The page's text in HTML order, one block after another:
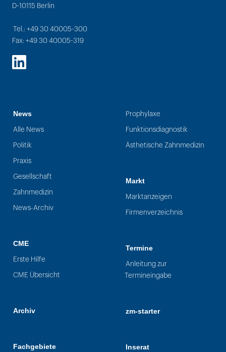
D-10115 Berlin
Tel.: +49 30 40005-300
Fax: +49 30 40005-319
LinkedIn
News
Alle News
Politik
Praxis
Gesellschaft
Zahnmedizin
News-Archiv
CME
Erste Hilfe
CME Übersicht
Archiv
Fachgebiete
Prophylaxe
Funktionsdiagnostik
Ästhetische Zahnmedizin
Markt
Marktanzeigen
Firmenverzeichnis
Termine
Anleitung zur
Termineingabe
zm-starter
Inserat